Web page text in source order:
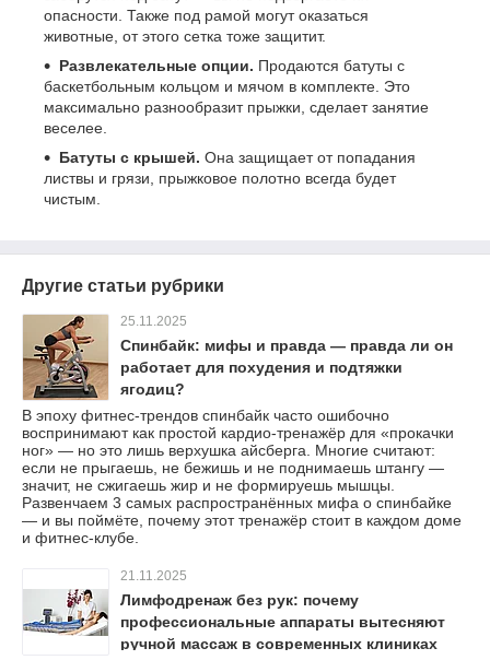
опасности. Также под рамой могут оказаться
животные, от этого сетка тоже защитит.
Развлекательные опции. Продаются батуты с
баскетбольным кольцом и мячом в комплекте. Это
максимально разнообразит прыжки, сделает занятие
веселее.
Батуты с крышей. Она защищает от попадания
листвы и грязи, прыжковое полотно всегда будет
чистым.
Другие статьи рубрики
25.11.2025
Спинбайк: мифы и правда — правда ли он
работает для похудения и подтяжки
ягодиц?
В эпоху фитнес-трендов спинбайк часто ошибочно
воспринимают как простой кардио-тренажёр для «прокачки
ног» — но это лишь верхушка айсберга. Многие считают:
если не прыгаешь, не бежишь и не поднимаешь штангу —
значит, не сжигаешь жир и не формируешь мышцы.
Развенчаем 3 самых распространённых мифа о спинбайке
— и вы поймёте, почему этот тренажёр стоит в каждом доме
и фитнес-клубе.
21.11.2025
Лимфодренаж без рук: почему
профессиональные аппараты вытесняют
ручной массаж в современных клиниках